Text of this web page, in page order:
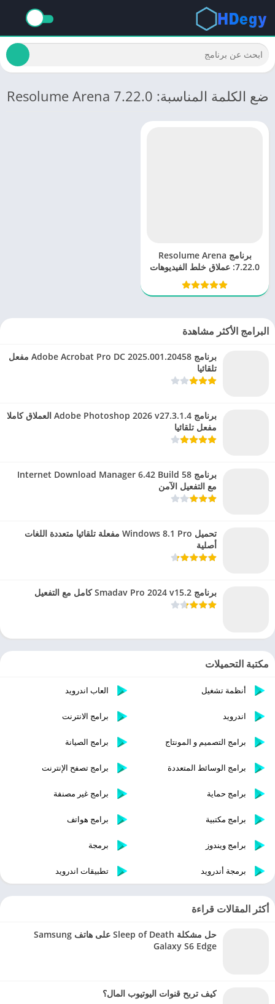
ضع الكلمة المناسبة: Resolume Arena 7.22.0
برنامج Resolume Arena
7.22.0: عملاق خلط الفيديوهات
البرامج الأكثر مشاهدة
برنامج Adobe Acrobat Pro DC 2025.001.20458 مفعل
تلقائيا
برنامج Adobe Photoshop 2026 v27.3.1.4 العملاق كاملا
مفعل تلقائيا
برنامج Internet Download Manager 6.42 Build 58
مع التفعيل الآمن
تحميل Windows 8.1 Pro مفعلة تلقائيا متعددة اللغات
أصلية
برنامج Smadav Pro 2024 v15.2 كامل مع التفعيل
مكتبة التحميلات
أنظمة تشغيل العاب اندرويد
اندرويد برامج الانترنت
برامج التصميم و المونتاج برامج الصيانة
برامج الوسائط المتعددة برامج تصفح الإنترنت
برامج حماية برامج غير مصنفة
برامج مكتبية برامج هواتف
برامج ويندوز برمجة
برمجة أندرويد تطبيقات اندرويد
أكثر المقالات قراءة
حل مشكلة Sleep of Death على هاتف Samsung
Galaxy S6 Edge
كيف تربح قنوات اليوتيوب المال؟